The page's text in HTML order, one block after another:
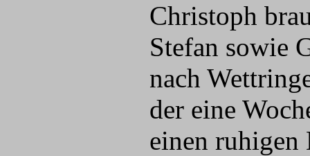
Christoph
Stefan sowie
nach
der eine
einen ruhigen